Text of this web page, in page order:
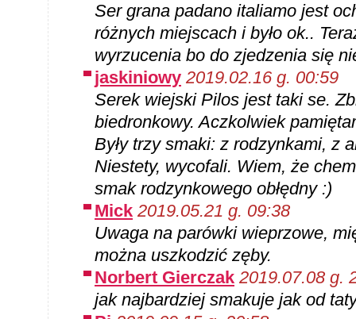
Ser grana padano italiamo jest
różnych miejscach i było ok..
wyrzucenia bo do zjedzenia się
jaskiniowy 2019.02.16 g. 00:59
Serek wiejski Pilos jest taki se.
biedronkowy. Aczkolwiek
Były trzy smaki: z rodzynkami, z
Niestety, wycofali. Wiem, że
smak rodzynkowego obłędny :)
Mick 2019.05.21 g. 09:38
Uwaga na parówki wieprzowe,
można uszkodzić zęby.
Norbert Gierczak 2019.07.08 g.
jak najbardziej smakuje jak od